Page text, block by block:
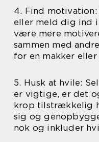
4. Find
eller meld dig ind
være mere
sammen med
for en makker
5. Husk at hvile:
er vigtige, er det
krop tilstrækkelig
sig og
nok og inkluder